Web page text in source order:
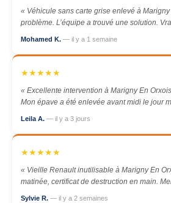
« Véhicule sans carte grise enlevé à
problème. L’équipe a trouvé une solution.
Mohamed K. — il y a 1 semaine
★★★★★
« Excellente intervention à Marigny En
Mon épave a été enlevée avant midi le jour
Leila A. — il y a 3 jours
★★★★★
« Vieille Renault inutilisable à Marigny En
matinée, certificat de destruction en main.
Sylvie R. — il y a 2 semaines